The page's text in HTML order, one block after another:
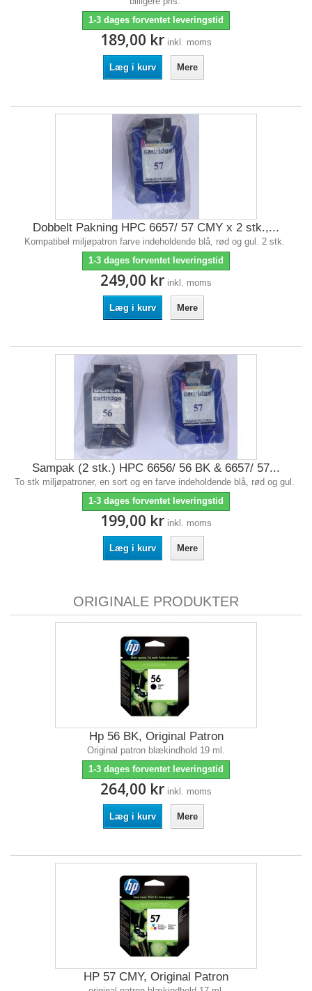
1-3 dages forventet leveringstid
189,00 kr inkl. moms
Læg i kurv Mere
Dobbelt Pakning HPC 6657/ 57 CMY x 2 stk.,...
Kompatibel miljøpatron farve indeholdende blå, rød og gul. 2 stk.
1-3 dages forventet leveringstid
249,00 kr inkl. moms
Læg i kurv Mere
Sampak (2 stk.) HPC 6656/ 56 BK & 6657/ 57...
To stk miljøpatroner, en sort og en farve indeholdende blå, rød og gul.
1-3 dages forventet leveringstid
199,00 kr inkl. moms
Læg i kurv Mere
ORIGINALE PRODUKTER
Hp 56 BK, Original Patron
Original patron blækindhold 19 ml.
1-3 dages forventet leveringstid
264,00 kr inkl. moms
Læg i kurv Mere
HP 57 CMY, Original Patron